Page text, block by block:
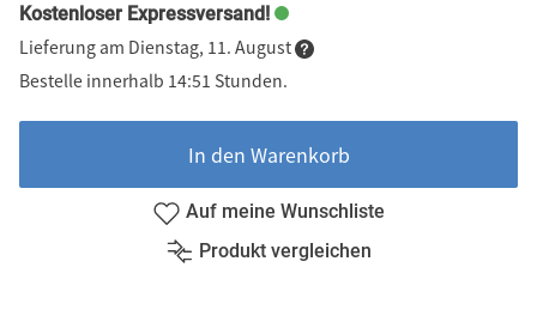
Kostenloser Expressversand!
Lieferung am Dienstag, 11. August
Bestelle innerhalb 14:51 Stunden.
In den Warenkorb
Auf meine Wunschliste
Produkt vergleichen